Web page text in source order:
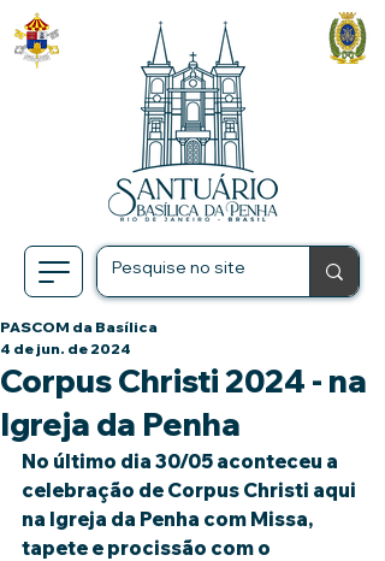
Corpus Christi 2024 - na
Igreja da Penha
PASCOM da Basílica
4 de jun. de 2024
No último dia 30/05 aconteceu a
celebração de Corpus Christi aqui
na Igreja da Penha com Missa,
tapete e procissão com o